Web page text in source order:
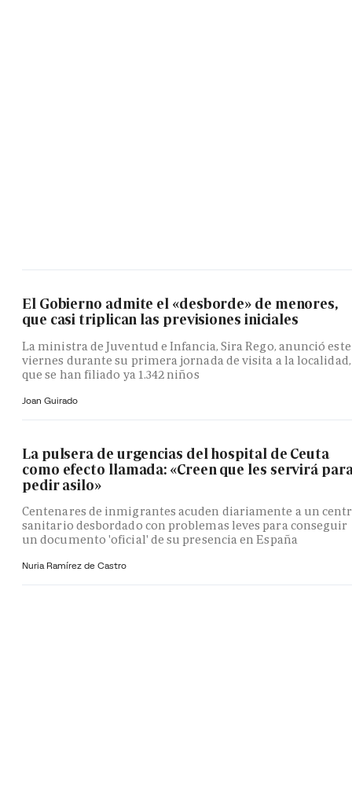
El Gobierno admite el «desborde» de menores,
que casi triplican las previsiones iniciales
La ministra de Juventud e Infancia, Sira Rego, anunció este
viernes durante su primera jornada de visita a la localidad,
que se han filiado ya 1.342 niños
Joan Guirado
La pulsera de urgencias del hospital de Ceuta
como efecto llamada: «Creen que les servirá
pedir asilo»
Centenares de inmigrantes acuden diariamente a un
sanitario desbordado con problemas leves para conseguir
un documento 'oficial' de su presencia en España
Nuria Ramírez de Castro